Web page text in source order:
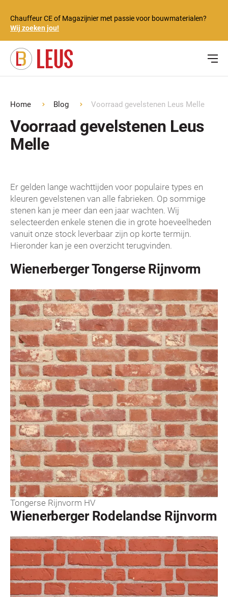
Chauffeur CE of Magazijnier met passie voor bouwmaterialen?
Wij zoeken jou!
Home Blog Voorraad gevelstenen Leus Melle
Voorraad gevelstenen Leus
Melle
Er gelden lange wachttijden voor populaire types en
kleuren gevelstenen van alle fabrieken. Op sommige
stenen kan je meer dan een jaar wachten. Wij
selecteerden enkele stenen die in grote hoeveelheden
vanuit onze stock leverbaar zijn op korte termijn.
Hieronder kan je een overzicht terugvinden.
Wienerberger Tongerse Rijnvorm
Tongerse Rijnvorm HV
Wienerberger Rodelandse Rijnvorm